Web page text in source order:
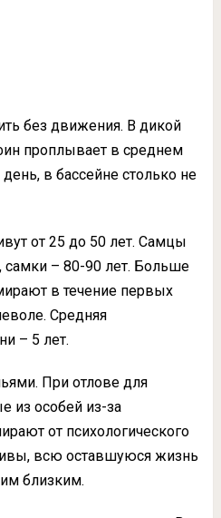
без движения. В дикой
проплывает в среднем
в бассейне столько не
от 25 до 50 лет. Самцы
самки – 80-90 лет. Больше
в течение первых
Средняя
– 5 лет.
При отлове для
из особей из-за
от психологического
всю оставшуюся жизнь
близким.